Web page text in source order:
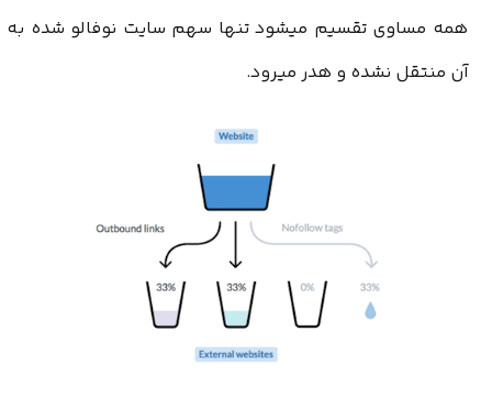
همه مساوی تقسیم میشود تنها سهم سایت نوفالو شده به
آن منتقل نشده و هدر میرود.